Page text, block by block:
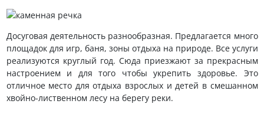
Досуговая деятельность разнообразная. Предлагается много
площадок для игр, баня, зоны отдыха на природе. Все услуги
реализуются круглый год. Сюда приезжают за прекрасным
настроением и для того чтобы укрепить здоровье. Это
отличное место для отдыха взрослых и детей в смешанном
хвойно-лиственном лесу на берегу реки.